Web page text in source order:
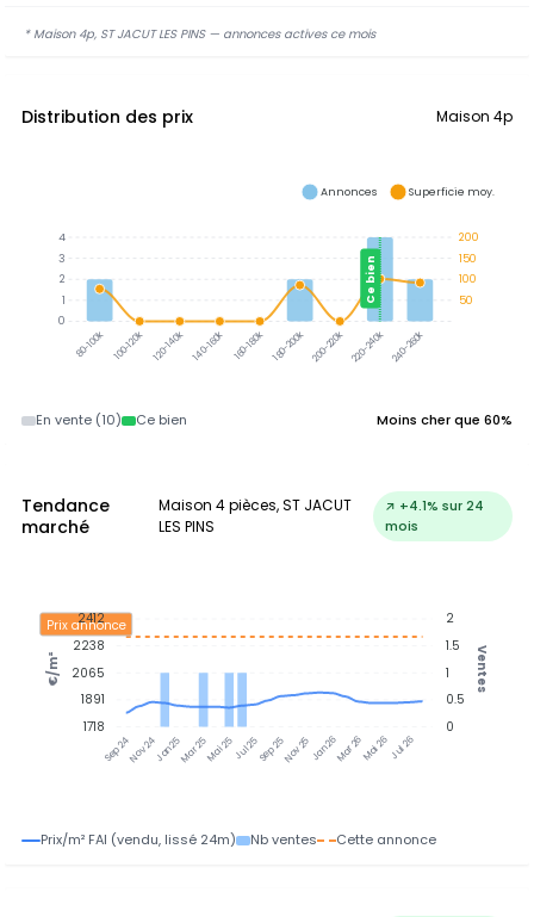
* Maison 4p, ST JACUT LES PINS — annonces actives ce mois
Distribution des prix Maison 4p
80-100k 100-120k 120-140k 140-160k 160-180k 180-200k 200-220k 220-240k 240-260k
Ce bien
200
150
100
50
4
3
2
1
0
Annonces Superficie moy.
En vente (10) Ce bien Moins cher que 60%
Tendance
marché
Maison 4 pièces, ST JACUT
LES PINS
↗ +4.1% sur 24
mois
Sep 24Nov 24Jan 25Mar 25Mai 25Jul 25Sep 25Nov 25Jan 26Mar 26Mai 26Jul 26
Prix annonce
2
1.5
1
0.5
0
Ventes
2412
2238
2065
1891
1718
€/m²
Prix/m² FAI (vendu, lissé 24m) Nb ventes Cette annonce